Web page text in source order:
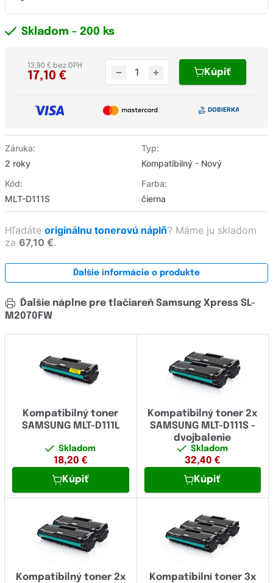
Záruka:
2 roky
Typ:
Kompatibilný - Nový
Kód:
MLT-D111S
Farba:
čierna
Skladom - 200 ks
17,10 €
13,90 € bez DPH
Kúpiť
Hľadáte originálnu tonerovú náplň? Máme ju skladom
za 67,10 €.
Ďalšie informácie o produkte
Ďalšie náplne pre tlačiareň Samsung Xpress SL-
M2070FW
Kompatibilný toner
SAMSUNG MLT-D111L
Skladom
18,20 €
Kúpiť
Kompatibilný toner 2x
SAMSUNG MLT-D111S -
dvojbalenie
Skladom
32,40 €
Kúpiť
Kompatibilný toner 2x
Kompatibilní toner 3x